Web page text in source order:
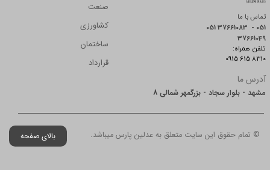
تماس با ما
051 37661083 - 051
37661049
:تلفن همراه
0915 615 8310
آدرس ما
مشهد - بلوار سجاد - بزرگمهر شمالی 8
صنعت
کشاورزی
ساختمان
قرارداد
© تمام حقوق این سایت متعلق به عدلین پارس میباشد. بالای صفحه